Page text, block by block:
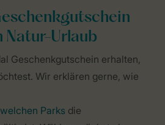
Natur-Urlaub
Geschenkgutschein erhalten,
Wir erklären gerne, wie
welchen Parks die